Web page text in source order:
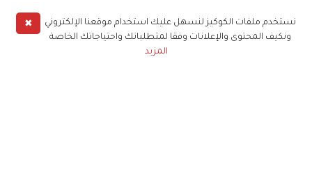
✖
نستخدم ملفات الكوكيز لنسهل عليك استخدام موقعنا الإلكتروني
ونكيف المحتوى والإعلانات وفقا لمتطلباتك واحتياجاتك الخاصة
المزيد